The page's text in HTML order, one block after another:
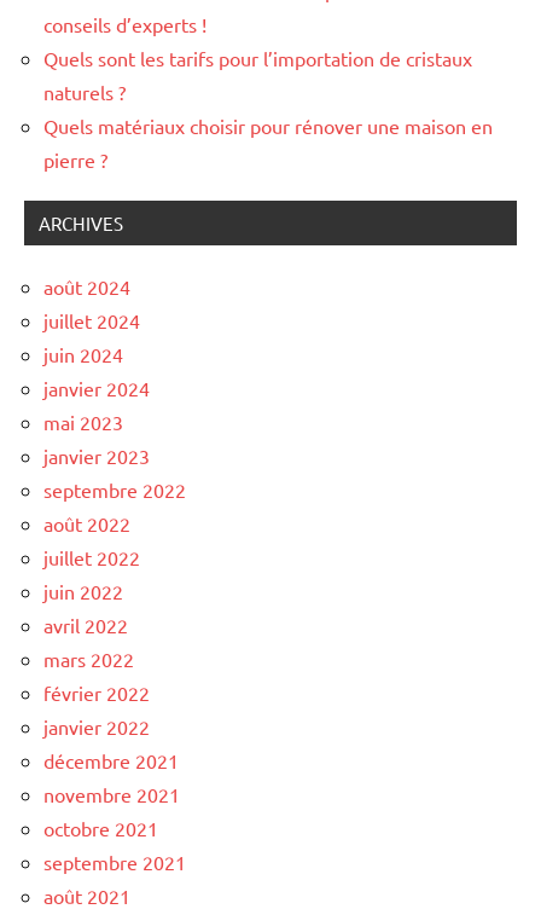
conseils d’experts !
Quels sont les tarifs pour l’importation de cristaux
naturels ?
Quels matériaux choisir pour rénover une maison en
pierre ?
ARCHIVES
août 2024
juillet 2024
juin 2024
janvier 2024
mai 2023
janvier 2023
septembre 2022
août 2022
juillet 2022
juin 2022
avril 2022
mars 2022
février 2022
janvier 2022
décembre 2021
novembre 2021
octobre 2021
septembre 2021
août 2021